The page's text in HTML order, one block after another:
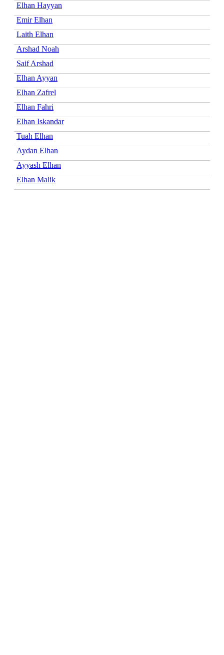
Elhan Hayyan
Emir Elhan
Laith Elhan
Arshad Noah
Saif Arshad
Elhan Ayyan
Elhan Zafrel
Elhan Fahri
Elhan Iskandar
Tuah Elhan
Aydan Elhan
Ayyash Elhan
Elhan Malik